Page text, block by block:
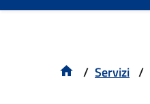
/ Servizi /